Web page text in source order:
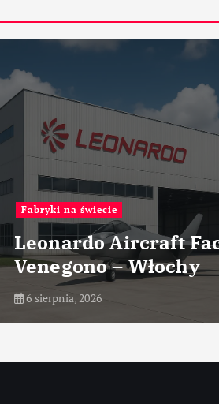
Przemysł lotniczy
Nowoczesne
układów
6 sierpnia, 2026